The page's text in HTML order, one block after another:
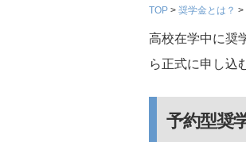
TOP > 奨学金とは？ >
高校在学中に奨
ら正式に申し込
予約型奨